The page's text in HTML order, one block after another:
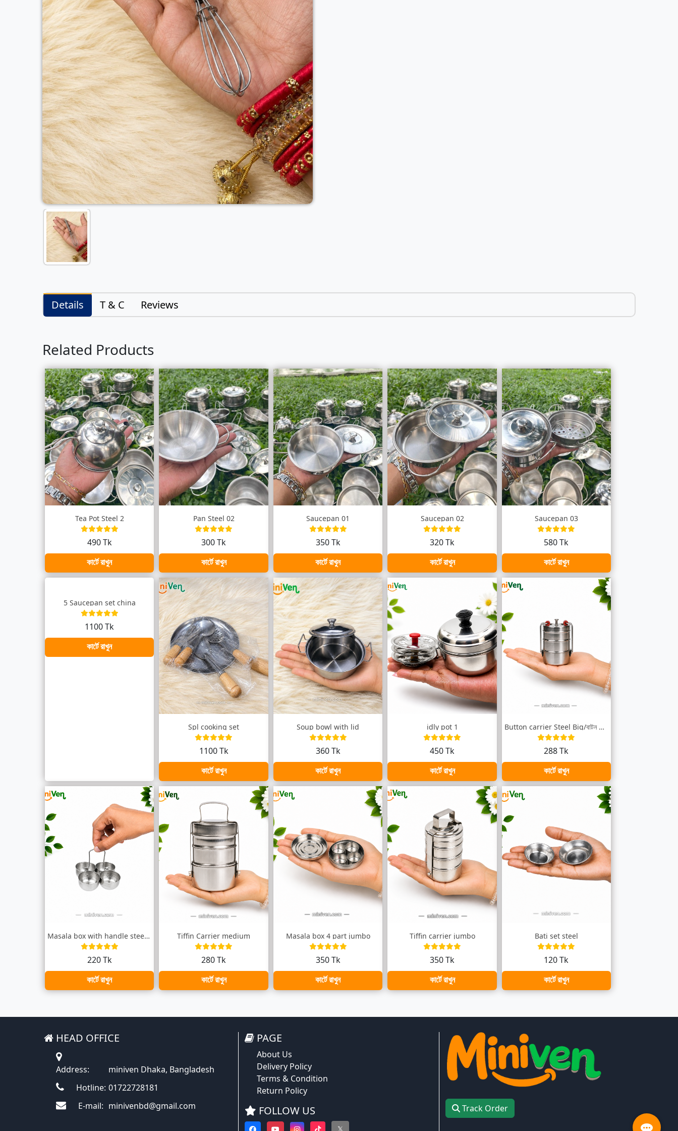
Details T & C Reviews
Related Products
Tea Pot Steel 2
490 Tk
কার্টে রাখুন
Pan Steel 02
300 Tk
কার্টে রাখুন
Saucepan 01
350 Tk
কার্টে রাখুন
Saucepan 02
320 Tk
কার্টে রাখুন
Saucepan 03
580 Tk
কার্টে রাখুন
5 Saucepan set china
1100 Tk
কার্টে রাখুন
Spl cooking set
1100 Tk
কার্টে রাখুন
Soup bowl with lid
360 Tk
কার্টে রাখুন
idly pot 1
450 Tk
কার্টে রাখুন
Button carrier Steel Big/বাটন টিফিনবক্স
288 Tk
কার্টে রাখুন
Masala box with handle steel/ মসলা বক্স...
220 Tk
কার্টে রাখুন
Tiffin Carrier medium
280 Tk
কার্টে রাখুন
Masala box 4 part jumbo
350 Tk
কার্টে রাখুন
Tiffin carrier jumbo
350 Tk
কার্টে রাখুন
Bati set steel
120 Tk
কার্টে রাখুন
HEAD OFFICE
Address:
miniven Dhaka, Bangladesh
Hotline: 01722728181
E-mail: minivenbd@gmail.com
PAGE
About Us
Delivery Policy
Terms & Condition
Return Policy
FOLLOW US
𝕏
Track Order